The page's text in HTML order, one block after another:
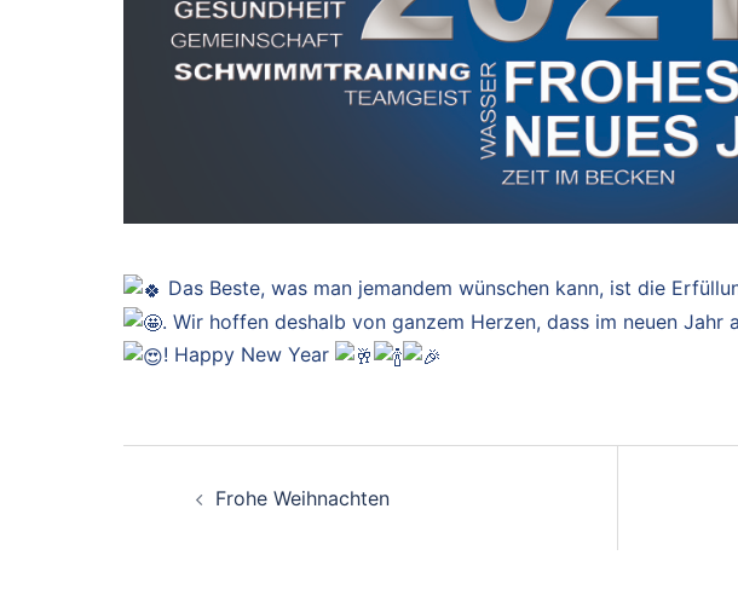
Das Beste, was man jemandem wünschen kann, ist die
. Wir hoffen deshalb von ganzem Herzen, dass im neuen Jahr
! Happy New Year
Frohe Weihnachten